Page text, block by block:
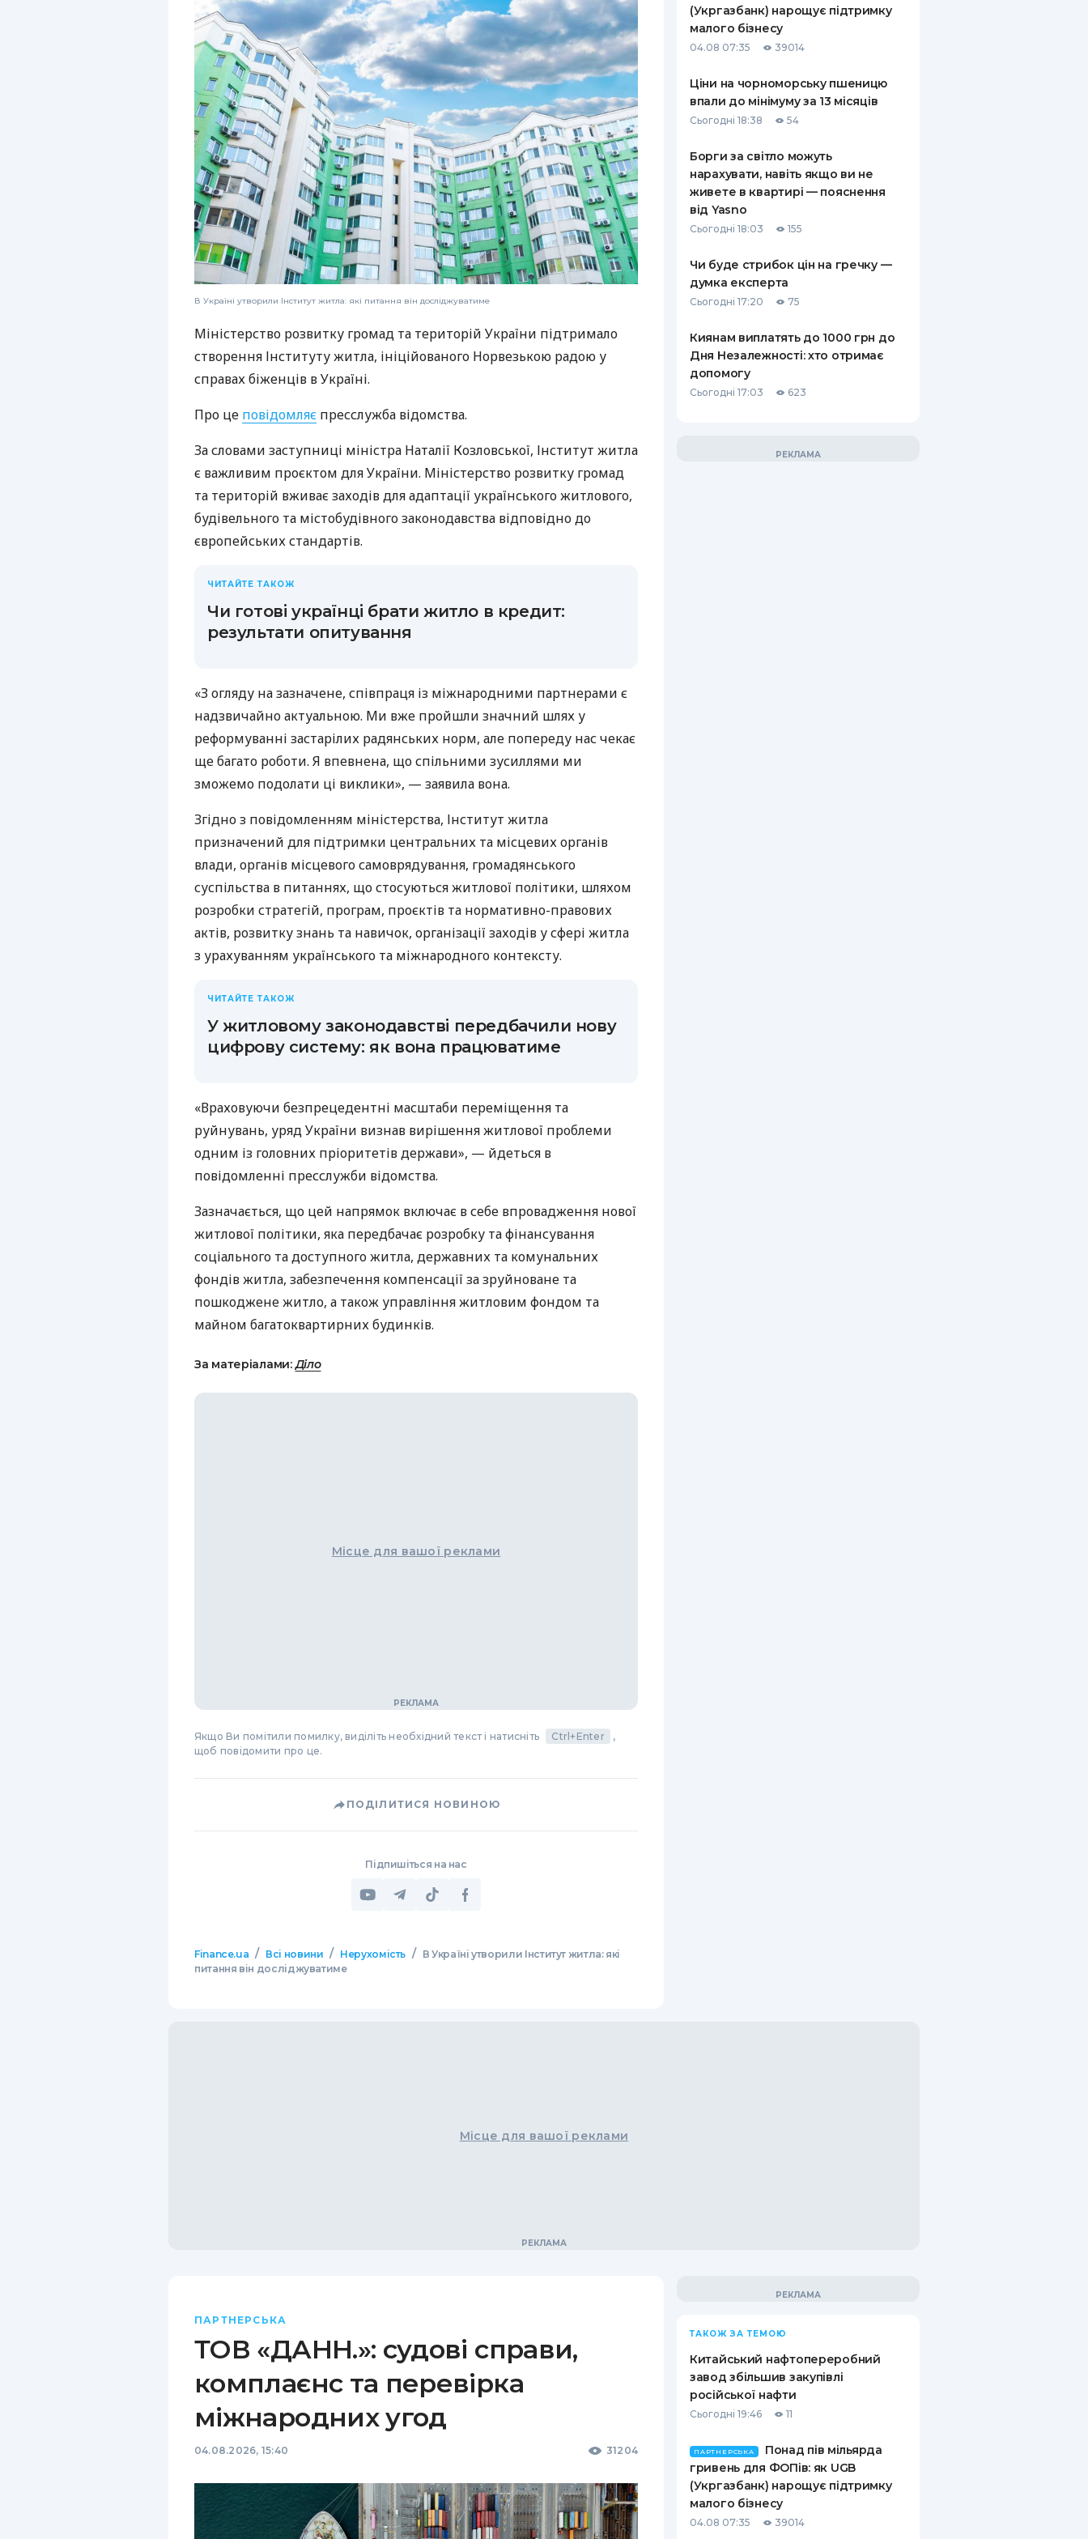
РЕЙТИНГ ДЕБЕТОВИХ
КАРТОК
ЩОМІСЯЧНИЙ ОГЛЯД
ПУТІВНИКИ ПО
БАНКІВСЬКИХ КАРТКАХ
ПУТІВНИКИ ПО
СТРАХОВІ КОМПАНІЇ
КОМПАНІЇ
КОНТАКТИ
В Україні утворили Інститут житла: які питання він досліджуватиме
Міністерство розвитку громад та територій України підтримало
створення Інституту житла, ініційованого Норвезькою радою у
справах біженців в Україні.
Про це повідомляє пресслужба відомства.
За словами заступниці міністра Наталії Козловської, Інститут житла
є важливим проєктом для України. Міністерство розвитку громад
та територій вживає заходів для адаптації українського житлового,
будівельного та містобудівного законодавства відповідно до
європейських стандартів.
ЧИТАЙТЕ ТАКОЖ
Чи готові українці брати житло в кредит:
результати опитування
«З огляду на зазначене, співпраця із міжнародними партнерами є
надзвичайно актуальною. Ми вже пройшли значний шлях у
реформуванні застарілих радянських норм, але попереду нас чекає
ще багато роботи. Я впевнена, що спільними зусиллями ми
зможемо подолати ці виклики», — заявила вона.
Згідно з повідомленням міністерства, Інститут житла
призначений для підтримки центральних та місцевих органів
влади, органів місцевого самоврядування, громадянського
суспільства в питаннях, що стосуються житлової політики, шляхом
розробки стратегій, програм, проєктів та нормативно-правових
актів, розвитку знань та навичок, організації заходів у сфері житла
з урахуванням українського та міжнародного контексту.
ЧИТАЙТЕ ТАКОЖ
У житловому законодавстві передбачили нову
цифрову систему: як вона працюватиме
«Враховуючи безпрецедентні масштаби переміщення та
руйнувань, уряд України визнав вирішення житлової проблеми
одним із головних пріоритетів держави», — йдеться в
повідомленні пресслужби відомства.
Зазначається, що цей напрямок включає в себе впровадження нової
житлової політики, яка передбачає розробку та фінансування
соціального та доступного житла, державних та комунальних
фондів житла, забезпечення компенсації за зруйноване та
пошкоджене житло, а також управління житловим фондом та
майном багатоквартирних будинків.
За матеріалами:Діло
Місце для вашої реклами
Якщо Ви помітили помилку, виділіть необхідний текст і натисніть Ctrl+Enter
,
щоб повідомити про це.
ПОДІЛИТИСЯ НОВИНОЮ
Підпишіться на нас
Finance.ua / Всі новини / Нерухомість /
В Україні утворили Інститут житла: які
питання він досліджуватиме
(Укргазбанк) нарощує підтримку
малого бізнесу
04.08 07:35 39014
Ціни на чорноморську пшеницю
впали до мінімуму за 13 місяців
Сьогодні 18:38 54
Борги за світло можуть
нарахувати, навіть якщо ви не
живете в квартирі — пояснення
від Yasno
Сьогодні 18:03 155
Чи буде стрибок цін на гречку —
думка експерта
Сьогодні 17:20 75
Киянам виплатять до 1000 грн до
Дня Незалежності: хто отримає
допомогу
Сьогодні 17:03 623
Місце для вашої реклами
ПАРТНЕРСЬКА
ТОВ «ДАНН.»: судові справи,
комплаєнс та перевірка
міжнародних угод
04.08.2026, 15:40 31204
ТАКОЖ ЗА ТЕМОЮ
Китайський нафтопереробний
завод збільшив закупівлі
російської нафти
Сьогодні 19:46 11
ПАРТНЕРСЬКА
Понад пів мільярда
гривень для ФОПів: як UGB
(Укргазбанк) нарощує підтримку
малого бізнесу
04.08 07:35 39014